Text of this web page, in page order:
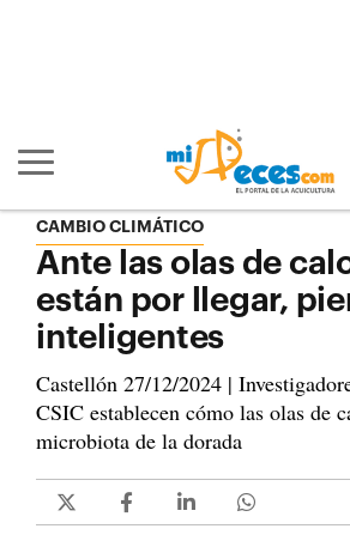
Mostrar/ocultar navegación principal
CAMBIO CLIMÁTICO
Ante las olas de
están por llegar,
inteligentes
Castellón 27/12/2024 |
CSIC establecen cómo las olas de
microbiota de la dorada